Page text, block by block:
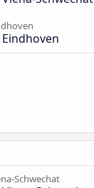
Schwechat